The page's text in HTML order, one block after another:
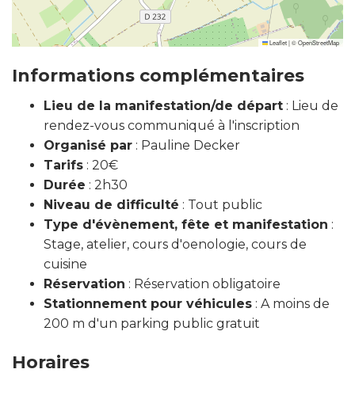
Leaflet|©OpenStreetMap
Informations complémentaires
Lieu de la manifestation/de départ : Lieu de
rendez-vous communiqué à l'inscription
Organisé par : Pauline Decker
Tarifs : 20€
Durée : 2h30
Niveau de difficulté : Tout public
Type d'évènement, fête et manifestation :
Stage, atelier, cours d'oenologie, cours de
cuisine
Réservation : Réservation obligatoire
Stationnement pour véhicules : A moins de
200 m d'un parking public gratuit
Horaires